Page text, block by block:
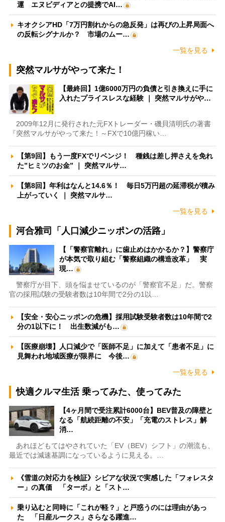
運 エヌビディアとの提携でAI…
キオクシアHD「7万円割れからの急反発」は再びの上昇局面へ
の反転シグナルか？ 市場のムー…
一覧を見る
突然マルサがやって来た！
【最終回】1億6000万円の負債と引き換えに手に
入れたプライスレスな経験 ｜ 突然マルサがや…
2009年12月に発行された元FXトレーダー・磯貝清明氏の著書
『突然マルサがやって来た！～FXで10億円稼い…
【第9回】もう一度FXでリベンジ！ 種銭は差し押さえを免れ
た”ヒミツのお金” ｜ 突然マルサ…
【第8回】年利はなんと14.6％！ 毎日5万円超の延滞税が積み
上がっていく ｜ 突然マルサ…
一覧を見る
河合雅司「人口減少ニッポンの活路」
【「警察官離れ」に歯止めはかかるか？】警察庁
が本気で取り組む「警察組織の構造改革」 実
現…
警察庁が目下、頭を悩ませているのが「警察官不足」だ。警察
官の採用試験の受験者数は10年間で2分の1以…
【安全・安心ニッポンの危機】採用試験受験者数は10年間で2
分の1以下に！ 出生数減がも…
【医療崩壊】人口減少で「医師不足」に加えて「患者不足」に
見舞われ地域医療が限界に 今後…
一覧を見る
快適クルマ生活 乗ってみた、使ってみた
【4ヶ月間で受注累計6000台】BEV普及の障壁と
なる「航続距離の不安」「充電のストレス」解
消…
あれほどもてはやされていた「EV（BEV）シフト」の潮流も、
最近では減速基調になっているように見える。…
《雪道の対応力を検証》シビアな状況で実感した「フォレスタ
ー」の真価 「ターボ」と「スト…
乗り込むと同時に「これが軽？」と戸惑うのには理由があっ
た 「日産ルークス」さらなる躍進…